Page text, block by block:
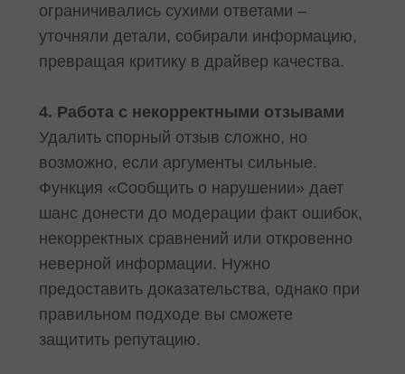
ограничивались сухими ответами –
уточняли детали, собирали информацию,
превращая критику в драйвер качества.
4. Работа с некорректными отзывами
Удалить спорный отзыв сложно, но
возможно, если аргументы сильные.
Функция «Сообщить о нарушении» дает
шанс донести до модерации факт ошибок,
некорректных сравнений или откровенно
неверной информации. Нужно
предоставить доказательства, однако при
правильном подходе вы сможете
защитить репутацию.